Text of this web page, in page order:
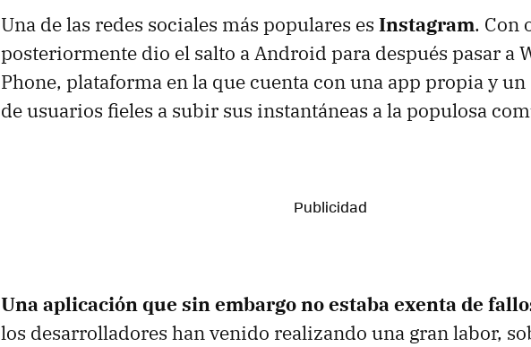
Una de las redes sociales más populares es Instagram. Con
posteriormente dio el salto a Android para después pasar a
Phone, plataforma en la que cuenta con una app propia y
de usuarios fieles a subir sus instantáneas a la populosa
Una aplicación que sin embargo no estaba exenta de
los desarrolladores han venido realizando una gran labor,